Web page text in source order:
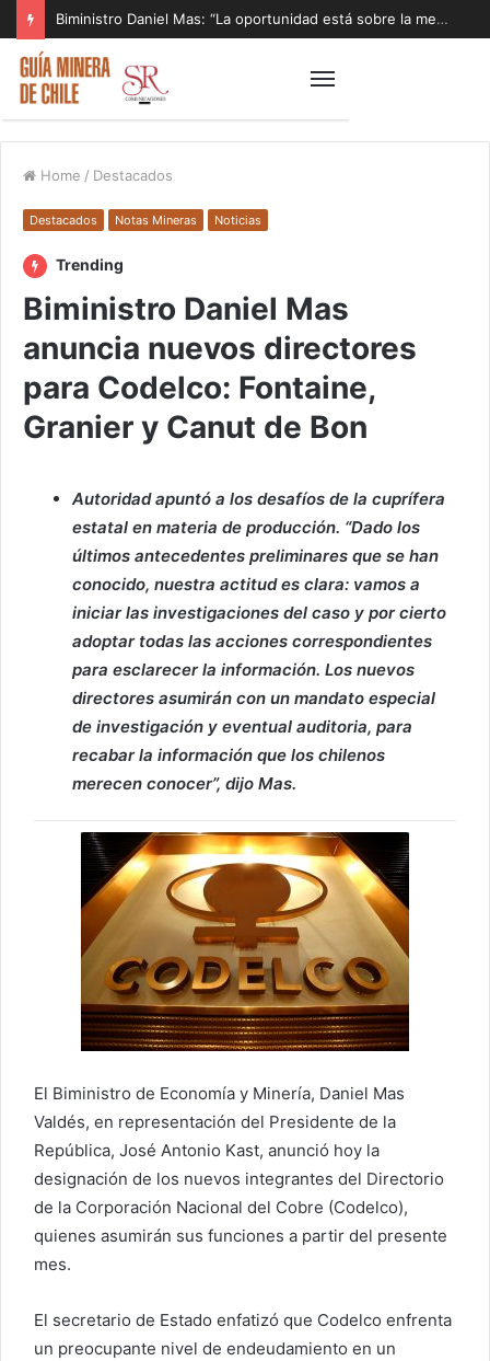
Biministro Daniel Mas: “La oportunidad está sobre la mesa y tenemos que aprovecharla”
Home / Destacados
Destacados Notas Mineras Noticias
Trending
Biministro Daniel Mas
anuncia nuevos directores
para Codelco: Fontaine,
Granier y Canut de Bon
Autoridad apuntó a los desafíos de la cuprífera
estatal en materia de producción. “Dado los
últimos antecedentes preliminares que se han
conocido, nuestra actitud es clara: vamos a
iniciar las investigaciones del caso y por cierto
adoptar todas las acciones correspondientes
para esclarecer la información. Los nuevos
directores asumirán con un mandato especial
de investigación y eventual auditoria, para
recabar la información que los chilenos
merecen conocer”, dijo Mas.
El Biministro de Economía y Minería, Daniel Mas
Valdés, en representación del Presidente de la
República, José Antonio Kast, anunció hoy la
designación de los nuevos integrantes del Directorio
de la Corporación Nacional del Cobre (Codelco),
quienes asumirán sus funciones a partir del presente
mes.
El secretario de Estado enfatizó que Codelco enfrenta
un preocupante nivel de endeudamiento en un